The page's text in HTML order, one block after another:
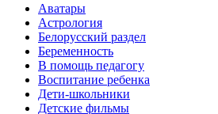
Аватары
Астрология
Белорусский раздел
Беременность
В помощь педагогу
Воспитание ребенка
Дети-школьники
Детские фильмы